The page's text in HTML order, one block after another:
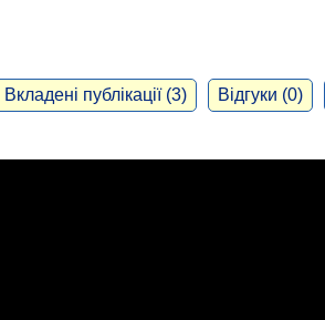
Вкладені публікації (3) Відгуки (0)